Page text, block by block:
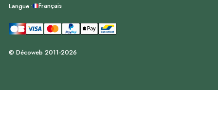
Langue : Français
© Décoweb 2011-2026